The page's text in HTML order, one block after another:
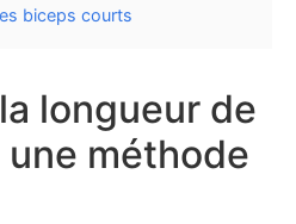
biceps courts
longueur de
méthode